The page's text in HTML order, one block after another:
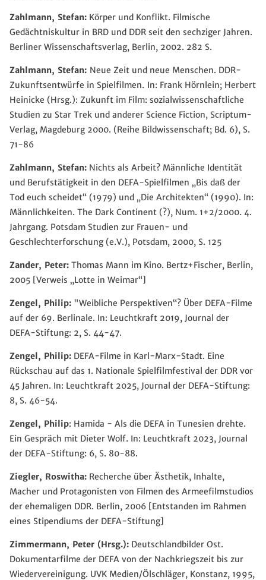
Zahlmann, Stefan: Körper und Konflikt. Filmische
Gedächtniskultur in BRD und DDR seit den sechziger Jahren.
Berliner Wissenschaftsverlag, Berlin, 2002. 282 S.
Zahlmann, Stefan: Neue Zeit und neue Menschen. DDR-
Zukunftsentwürfe in Spielfilmen. In: Frank Hörnlein; Herbert
Heinicke (Hrsg.): Zukunft im Film: sozialwissenschaftliche
Studien zu Star Trek und anderer Science Fiction, Scriptum-
Verlag, Magdeburg 2000. (Reihe Bildwissenschaft; Bd. 6), S.
71-86
Zahlmann, Stefan: Nichts als Arbeit? Männliche Identität
und Berufstätigkeit in den DEFA-Spielfilmen „Bis daß der
Tod euch scheidet“ (1979) und „Die Architekten“ (1990). In:
Männlichkeiten. The Dark Continent (?), Num. 1+2/2000. 4.
Jahrgang. Potsdam Studien zur Frauen- und
Geschlechterforschung (e.V.), Potsdam, 2000, S. 125
Zander, Peter: Thomas Mann im Kino. Bertz+Fischer, Berlin,
2005 [Verweis „Lotte in Weimar“]
Zengel, Philip: "Weibliche Perspektiven“? Über DEFA-Filme
auf der 69. Berlinale. In: Leuchtkraft 2019, Journal der
DEFA-Stiftung: 2, S. 44-47.
Zengel, Philip: DEFA-Filme in Karl-Marx-Stadt. Eine
Rückschau auf das 1. Nationale Spielfilmfestival der DDR vor
45 Jahren. In: Leuchtkraft 2025, Journal der DEFA-Stiftung:
8, S. 46-54.
Zengel, Philip: Hamida - Als die DEFA in Tunesien drehte.
Ein Gespräch mit Dieter Wolf. In: Leuchtkraft 2023, Journal
der DEFA-Stiftung: 6, S. 80-88.
Ziegler, Roswitha: Recherche über Ästhetik, Inhalte,
Macher und Protagonisten von Filmen des Armeefilmstudios
der ehemaligen DDR. Berlin, 2006 [Entstanden im Rahmen
eines Stipendiums der DEFA-Stiftung]
Zimmermann, Peter (Hrsg.): Deutschlandbilder Ost.
Dokumentarfilme der DEFA von der Nachkriegszeit bis zur
Wiedervereinigung. UVK Medien/Ölschläger, Konstanz, 1995,